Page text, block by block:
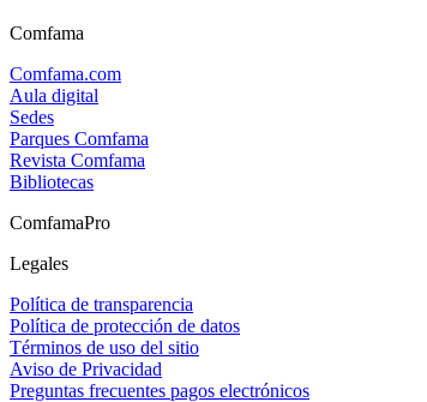
Comfama
Comfama.com
Aula digital
Sedes
Parques Comfama
Revista Comfama
Bibliotecas
ComfamaPro
Legales
Política de transparencia
Política de protección de datos
Términos de uso del sitio
Aviso de Privacidad
Preguntas frecuentes pagos electrónicos